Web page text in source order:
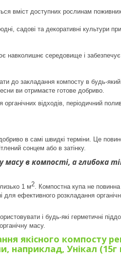
вміст доступних рослинам
садові та декоративні культури
навколишнє середовище і
до закладання компосту в будь-
ви отримаєте готове добриво.
відходів, періодичний
в самі швидкі терміни. Це
сонцем або в затінку.
в компості, а глибока
1 м2 . Компостна купа не
ефективного розкладання
і будь-які герметичні
масу.
якісного компосту
наприклад, Унікал